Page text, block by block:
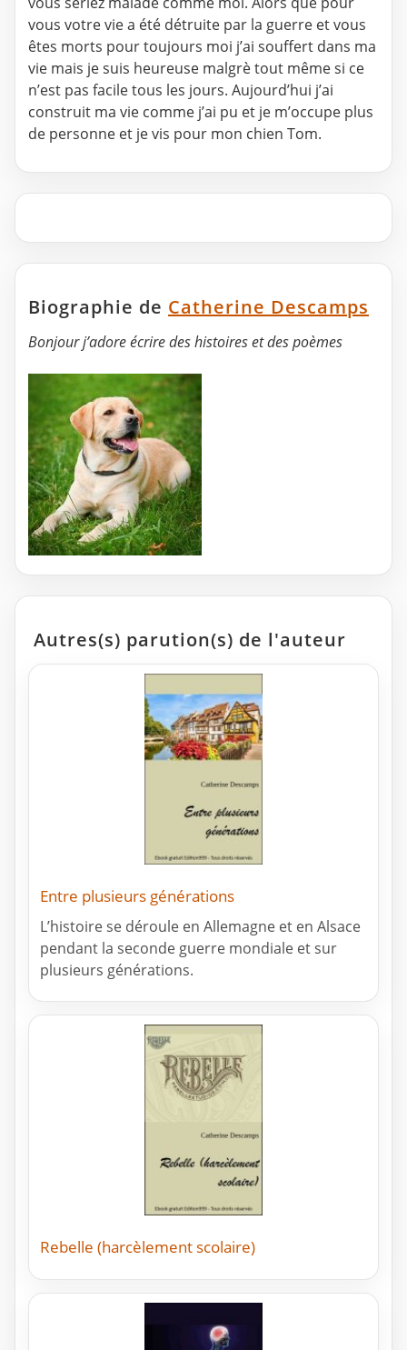
vous votre vie a été détruite par la guerre et vous
êtes morts pour toujours moi j’ai souffert dans ma
vie mais je suis heureuse malgrè tout même si ce
n’est pas facile tous les jours. Aujourd’hui j’ai
construit ma vie comme j’ai pu et je m’occupe plus
de personne et je vis pour mon chien Tom.
Biographie de Catherine Descamps
Bonjour j’adore écrire des histoires et des poèmes
Autres(s) parution(s) de l'auteur
Entre plusieurs générations
L’histoire se déroule en Allemagne et en Alsace
pendant la seconde guerre mondiale et sur
plusieurs générations.
Rebelle (harcèlement scolaire)